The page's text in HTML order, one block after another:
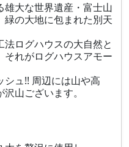
雄大な世界遺産・富士山
緑の大地に包まれた別天
ログハウスの大自然と
れがログハウスアモー
シュ!! 周辺には山や高
山ございます。